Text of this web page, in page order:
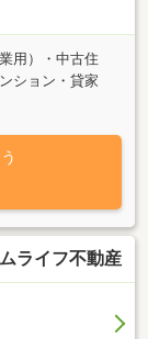
用）・中古住
ション・貸家
舞鶴を中心にし
等に関連する不
御知らせ下さ
載しておりま
ライフ不動産